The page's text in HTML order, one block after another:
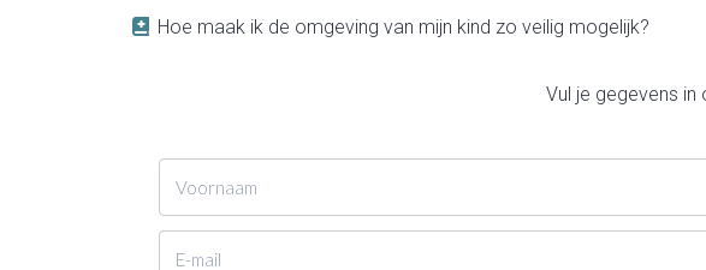
Hoe maak ik de omgeving van mijn kind zo veilig mogelijk?
Vul je gegevens